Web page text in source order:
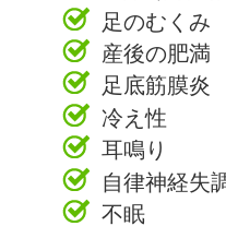
足のむくみ
産後の肥満
足底筋膜炎
冷え性
耳鳴り
自律神経失
不眠